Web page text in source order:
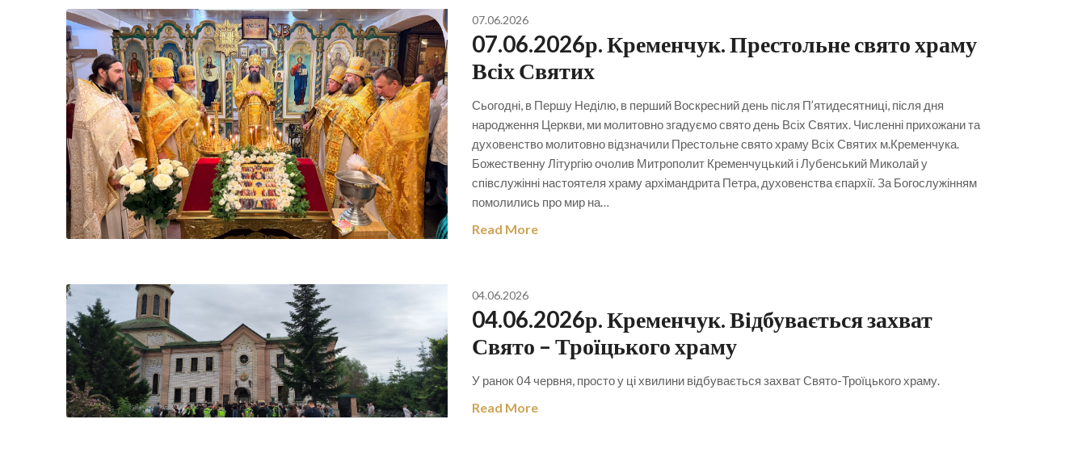
07.06.2026
07.06.2026р. Кременчук. Престольне свято храму
Всіх Святих
Сьогодні, в Першу Неділю, в перший Воскресний день після П’ятидесятниці, після дня
народження Церкви, ми молитовно згадуємо свято день Всіх Святих. Численні прихожани та
духовенство молитовно відзначили Престольне свято храму Всіх Святих м.Кременчука.
Божественну Літургію очолив Митрополит Кременчуцький і Лубенський Миколай у
співслужінні настоятеля храму архімандрита Петра, духовенства єпархії. За Богослужінням
помолились про мир на…
Read More
04.06.2026
04.06.2026р. Кременчук. Відбувається захват
Свято – Троїцького храму
У ранок 04 червня, просто у ці хвилини відбувається захват Свято-Троїцького храму.
Read More